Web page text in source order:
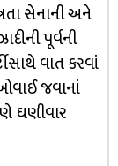
સેનાની અને
પૂર્વની
વાત કરવાં
જવાનાં
ઘણીવાર